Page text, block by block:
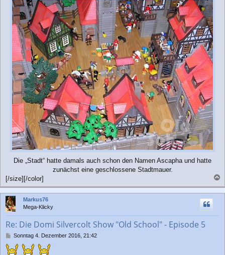
Die „Stadt“ hatte damals auch schon den Namen Ascapha und hatte
zunächst eine geschlossene Stadtmauer.
[/size][/color]
a
c
Markus76
Mega-Klicky
Re: Die Domi Silvercolt Show "Old School" - Episode 5
B
i
Sonntag 4. Dezember 2016, 21:42